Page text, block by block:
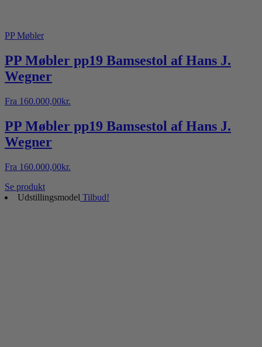
PP Møbler
PP Møbler pp19 Bamsestol af Hans J.
Wegner
Fra 160.000,00kr.
PP Møbler pp19 Bamsestol af Hans J.
Wegner
Fra 160.000,00kr.
Se produkt
Udstillingsmodel Tilbud!